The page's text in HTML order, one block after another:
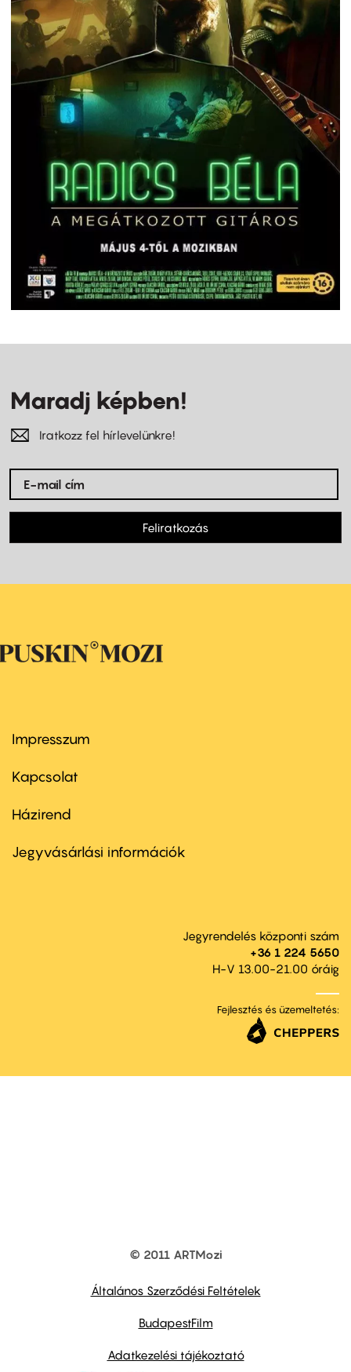
Maradj képben!
Iratkozz fel hírlevelünkre!
Feliratkozás
Footer
first
Impresszum
Kapcsolat
Footer
second
Házirend
Jegyvásárlási információk
Jegyrendelés központi szám
+36 1 224 5650
H-V 13.00-21.00 óráig
Fejlesztés és üzemeltetés:
© 2011 ARTMozi
Általános Szerződési Feltételek
BudapestFilm
Adatkezelési tájékoztató